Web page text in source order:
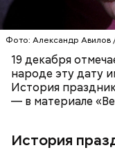
Фото: Александр Авилов
19 декабря
народе эту дату
История
— в материале
История